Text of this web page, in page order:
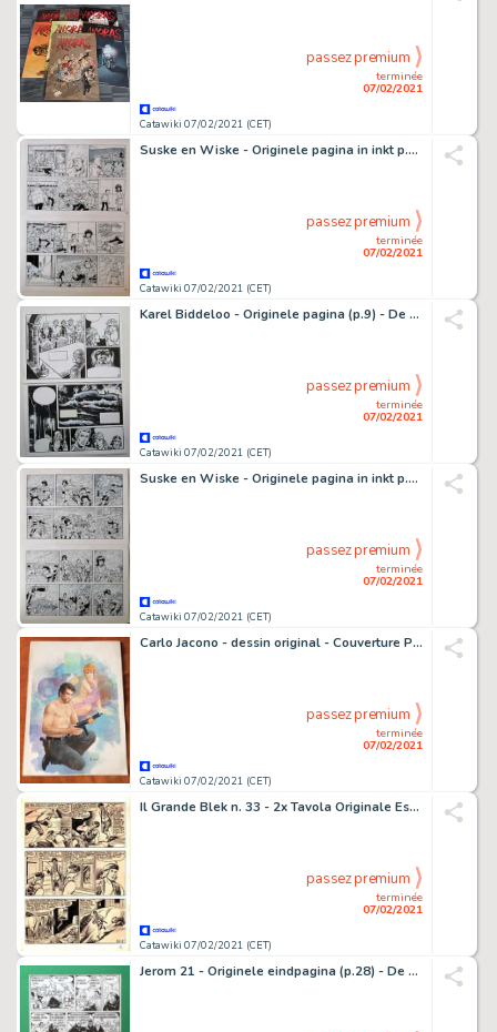
Catawiki 07/02/2021 (CET)
terminée
07/02/2021
passez premium
Suske en Wiske - Originele pagina in inkt p.19 (strook 73 tot 76) - Het vervloekte venster - (2013)
Catawiki 07/02/2021 (CET)
terminée
07/02/2021
passez premium
Karel Biddeloo - Originele pagina (p.9) - De Rode Ridder 175 - (1999)
Catawiki 07/02/2021 (CET)
terminée
07/02/2021
passez premium
Suske en Wiske - Originele pagina in inkt p.21 (strook 81 tot 84) - Het vervloekte venster - (2013)
Catawiki 07/02/2021 (CET)
terminée
07/02/2021
passez premium
Carlo Jacono - dessin original - Couverture Polar
Catawiki 07/02/2021 (CET)
terminée
07/02/2021
passez premium
Il Grande Blek n. 33 - 2x Tavola Originale EsseGesse - Loose page
Catawiki 07/02/2021 (CET)
terminée
07/02/2021
passez premium
Jerom 21 - Originele eindpagina (p.28) - De alchimisten - (1968)